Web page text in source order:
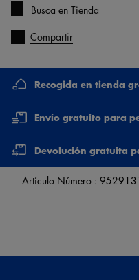
Busca en Tienda
Compartir
Recogida en tienda
Envío gratuito para
Devolución gratuita
Artículo Número :